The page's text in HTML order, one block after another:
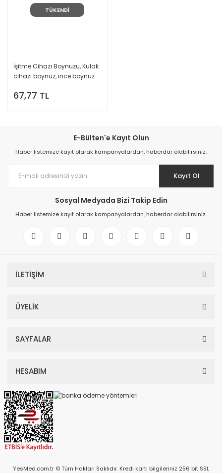
TÜKENDİ
İşitme Cihazı Boynuzu, Kulak
cihazı boynuz, ince boynuz
67,77 TL
E-Bülten'e Kayıt Olun
Haber listemize kayıt olarak kampanyalardan, haberdar olabilirsiniz.
Kayıt Ol
Sosyal Medyada Bizi Takip Edin
Haber listemize kayıt olarak kampanyalardan, haberdar olabilirsiniz.
İLETİŞİM
ÜYELİK
SAYFALAR
HESABIM
YesMed.com.tr © Tüm Hakları Saklıdır. Kredi kartı bilgileriniz 256 bit SSL